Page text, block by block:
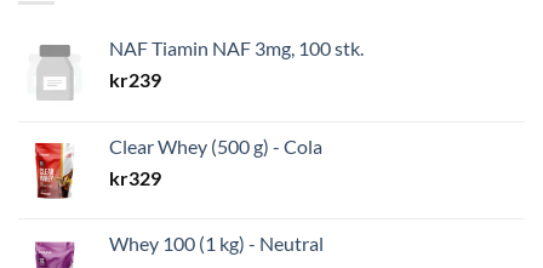
NAF Tiamin NAF 3mg, 100 stk.
kr239
Clear Whey (500 g) - Cola
kr329
Whey 100 (1 kg) - Neutral